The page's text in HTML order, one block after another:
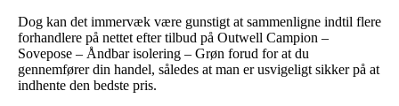
Dog kan det immervæk være gunstigt at sammenligne indtil flere
forhandlere på nettet efter tilbud på Outwell Campion –
Sovepose – Åndbar isolering – Grøn forud for at du
gennemfører din handel, således at man er usvigeligt sikker på at
indhente den bedste pris.